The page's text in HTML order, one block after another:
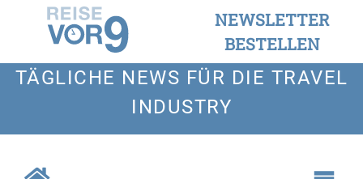
NEWSLETTER
BESTELLEN
TÄGLICHE NEWS FÜR DIE TRAVEL
INDUSTRY